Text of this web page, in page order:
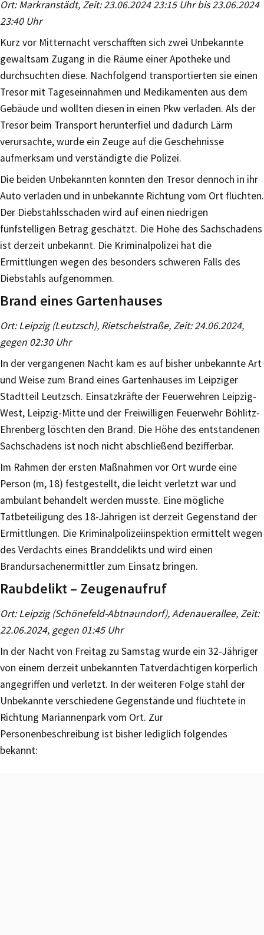
Ort: Markranstädt, Zeit: 23.06.2024 23:15 Uhr bis 23.06.2024
23:40 Uhr
Kurz vor Mitternacht verschafften sich zwei Unbekannte
gewaltsam Zugang in die Räume einer Apotheke und
durchsuchten diese. Nachfolgend transportierten sie einen
Tresor mit Tageseinnahmen und Medikamenten aus dem
Gebäude und wollten diesen in einen Pkw verladen. Als der
Tresor beim Transport herunterfiel und dadurch Lärm
verursachte, wurde ein Zeuge auf die Geschehnisse
aufmerksam und verständigte die Polizei.
Die beiden Unbekannten konnten den Tresor dennoch in ihr
Auto verladen und in unbekannte Richtung vom Ort flüchten.
Der Diebstahlsschaden wird auf einen niedrigen
fünfstelligen Betrag geschätzt. Die Höhe des Sachschadens
ist derzeit unbekannt. Die Kriminalpolizei hat die
Ermittlungen wegen des besonders schweren Falls des
Diebstahls aufgenommen.
Brand eines Gartenhauses
Ort: Leipzig (Leutzsch), Rietschelstraße, Zeit: 24.06.2024,
gegen 02:30 Uhr
In der vergangenen Nacht kam es auf bisher unbekannte Art
und Weise zum Brand eines Gartenhauses im Leipziger
Stadtteil Leutzsch. Einsatzkräfte der Feuerwehren Leipzig-
West, Leipzig-Mitte und der Freiwilligen Feuerwehr Böhlitz-
Ehrenberg löschten den Brand. Die Höhe des entstandenen
Sachschadens ist noch nicht abschließend bezifferbar.
Im Rahmen der ersten Maßnahmen vor Ort wurde eine
Person (m, 18) festgestellt, die leicht verletzt war und
ambulant behandelt werden musste. Eine mögliche
Tatbeteiligung des 18-Jährigen ist derzeit Gegenstand der
Ermittlungen. Die Kriminalpolizeiinspektion ermittelt wegen
des Verdachts eines Branddelikts und wird einen
Brandursachenermittler zum Einsatz bringen.
Raubdelikt – Zeugenaufruf
Ort: Leipzig (Schönefeld-Abtnaundorf), Adenauerallee, Zeit:
22.06.2024, gegen 01:45 Uhr
In der Nacht von Freitag zu Samstag wurde ein 32-Jähriger
von einem derzeit unbekannten Tatverdächtigen körperlich
angegriffen und verletzt. In der weiteren Folge stahl der
Unbekannte verschiedene Gegenstände und flüchtete in
Richtung Mariannenpark vom Ort. Zur
Personenbeschreibung ist bisher lediglich folgendes
bekannt: